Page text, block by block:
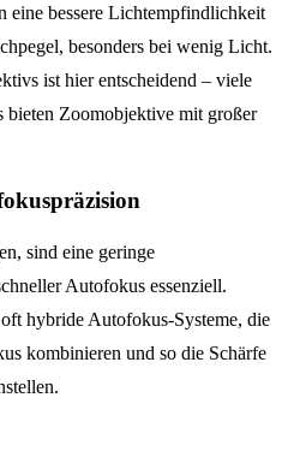
eine bessere Lichtempfindlichkeit
besonders bei wenig Licht.
ist hier entscheidend – viele
bieten Zoomobjektive mit großer
sind eine geringe
Autofokus essenziell.
hybride Autofokus-Systeme, die
kombinieren und so die Schärfe